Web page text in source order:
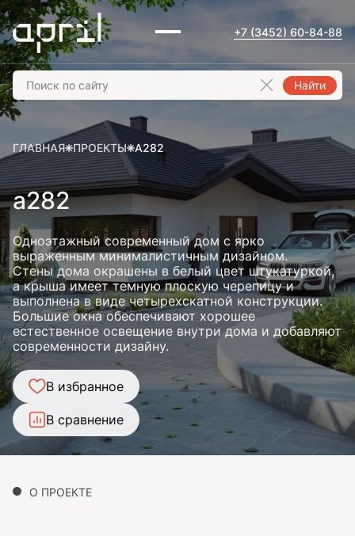
+7 (3452) 60-84-88
Найти
ГЛАВНАЯ ПРОЕКТЫ А282
а282
Одноэтажный современный дом с ярко
выраженным минималистичным дизайном.
Стены дома окрашены в белый цвет штукатуркой,
а крыша имеет темную плоскую черепицу и
выполнена в виде четырехскатной конструкции.
Большие окна обеспечивают хорошее
естественное освещение внутри дома и добавляют
современности дизайну.
В избранное
В сравнение
О ПРОЕКТЕ